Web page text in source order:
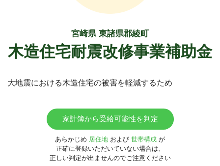
宮崎県 東諸県郡綾町
木造住宅耐震改修事業補助金
大地震における木造住宅の被害を軽減するため
家計簿から受給可能性を判定
あらかじめ 居住地 および 世帯構成 が
正確に登録いただいていない場合は、
正しい判定が出ませんのでご注意ください